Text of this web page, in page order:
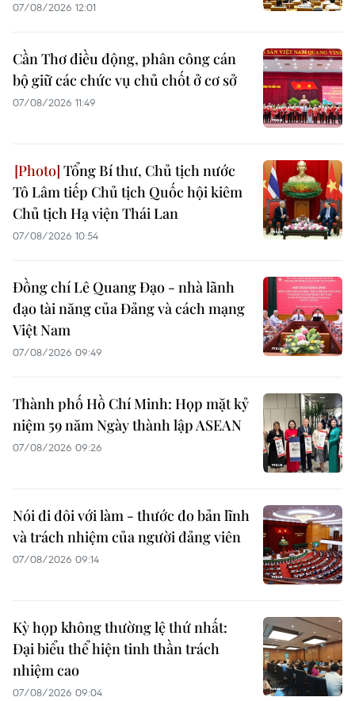
07/08/2026 12:01
Cần Thơ điều động, phân công cán
bộ giữ các chức vụ chủ chốt ở cơ sở
07/08/2026 11:49
Tổng Bí thư, Chủ tịch nước
Tô Lâm tiếp Chủ tịch Quốc hội kiêm
Chủ tịch Hạ viện Thái Lan
07/08/2026 10:54
Đồng chí Lê Quang Đạo - nhà lãnh
đạo tài năng của Đảng và cách mạng
Việt Nam
07/08/2026 09:49
Thành phố Hồ Chí Minh: Họp mặt kỷ
niệm 59 năm Ngày thành lập ASEAN
07/08/2026 09:26
Nói đi đôi với làm - thước đo bản lĩnh
và trách nhiệm của người đảng viên
07/08/2026 09:14
Kỳ họp không thường lệ thứ nhất:
Đại biểu thể hiện tinh thần trách
nhiệm cao
07/08/2026 09:04